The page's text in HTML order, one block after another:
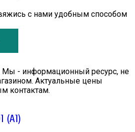
с нами удобным способом
- информационный ресурс, не
Актуальные цены
контактам.
(A1)